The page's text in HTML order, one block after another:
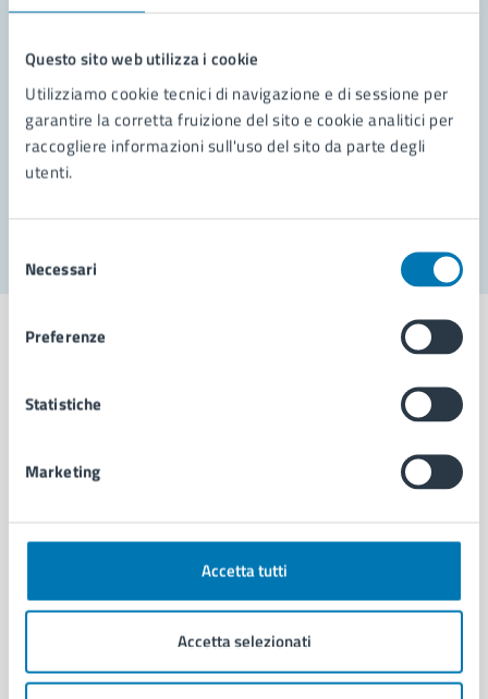
Questo sito web utilizza i cookie
Utilizziamo cookie tecnici di navigazione e di sessione per
garantire la corretta fruizione del sito e cookie analitici per
raccogliere informazioni sull'uso del sito da parte degli
utenti.
delNecessari
Preferenze
Statistiche
Marketing
Accetta tutti
Accetta selezionati
Leggi le domande frequenti
Richiedi assistenza
Prenota appuntamento
Problemi in città
Comune di Napoli
AMMINISTRAZIONE
Organi di governo
Enti e fondazioni
Personale amministrativo